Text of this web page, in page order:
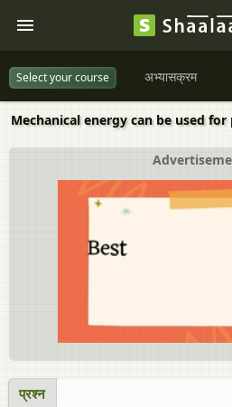
Select your course अभ्यासक्रम
Mechanical energy can be used
प्रश्न